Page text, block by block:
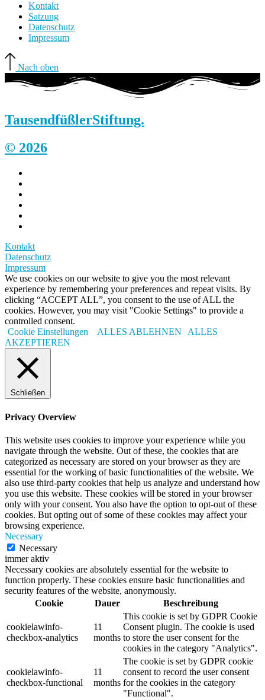
Kontakt
Satzung
Datenschutz
Impressum
Nach oben
TausendfüßlerStiftung.
© 2026
Kontakt
Datenschutz
Impressum
We use cookies on our website to give you the most relevant
experience by remembering your preferences and repeat visits. By
clicking “ACCEPT ALL”, you consent to the use of ALL the
cookies. However, you may visit "Cookie Settings" to provide a
controlled consent.
Cookie Einstellungen
ALLES ABLEHNEN
ALLES
AKZEPTIEREN
Schließen
Privacy Overview
This website uses cookies to improve your experience while you
navigate through the website. Out of these, the cookies that are
categorized as necessary are stored on your browser as they are
essential for the working of basic functionalities of the website. We
also use third-party cookies that help us analyze and understand how
you use this website. These cookies will be stored in your browser
only with your consent. You also have the option to opt-out of these
cookies. But opting out of some of these cookies may affect your
browsing experience.
Necessary
Necessary
immer aktiv
Necessary cookies are absolutely essential for the website to
function properly. These cookies ensure basic functionalities and
security features of the website, anonymously.
Cookie
Dauer Beschreibung
cookielawinfo-
checkbox-analytics
11
months
This cookie is set by GDPR Cookie
Consent plugin. The cookie is used
to store the user consent for the
cookies in the category "Analytics".
cookielawinfo-
checkbox-functional
11
months
The cookie is set by GDPR cookie
consent to record the user consent
for the cookies in the category
"Functional".